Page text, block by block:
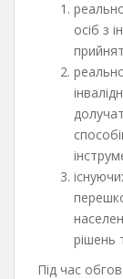
осіб з
рішень
Під час